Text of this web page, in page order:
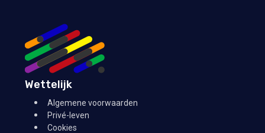
Wettelijk
Algemene voorwaarden
Privé-leven
Cookies